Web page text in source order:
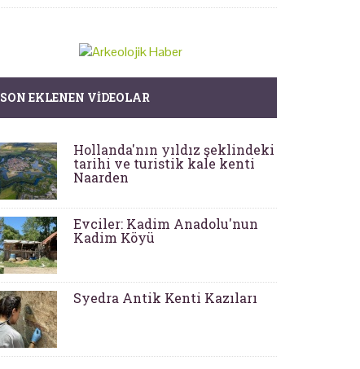
SON EKLENEN VIDEOLAR
Hollanda'nın yıldız şeklindeki
tarihi ve turistik kale kenti
Naarden
Evciler: Kadim Anadolu'nun
Kadim Köyü
Syedra Antik Kenti Kazıları